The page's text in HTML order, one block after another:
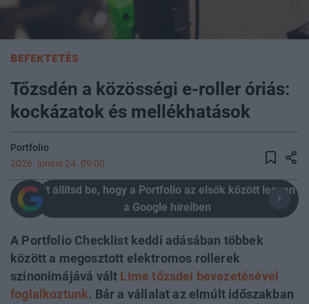
BEFEKTETÉS
Tőzsdén a közösségi e-roller óriás:
kockázatok és mellékhatások
Portfolio
2026. június 24. 09:00
Itt állítsd be, hogy a Portfolio az elsők között legyen
a Google híreiben
A Portfolio Checklist keddi adásában többek
között a megosztott elektromos rollerek
szinonimájává vált Lime tőzsdei bevezetésével
foglalkoztunk. Bár a vállalat az elmúlt időszakban